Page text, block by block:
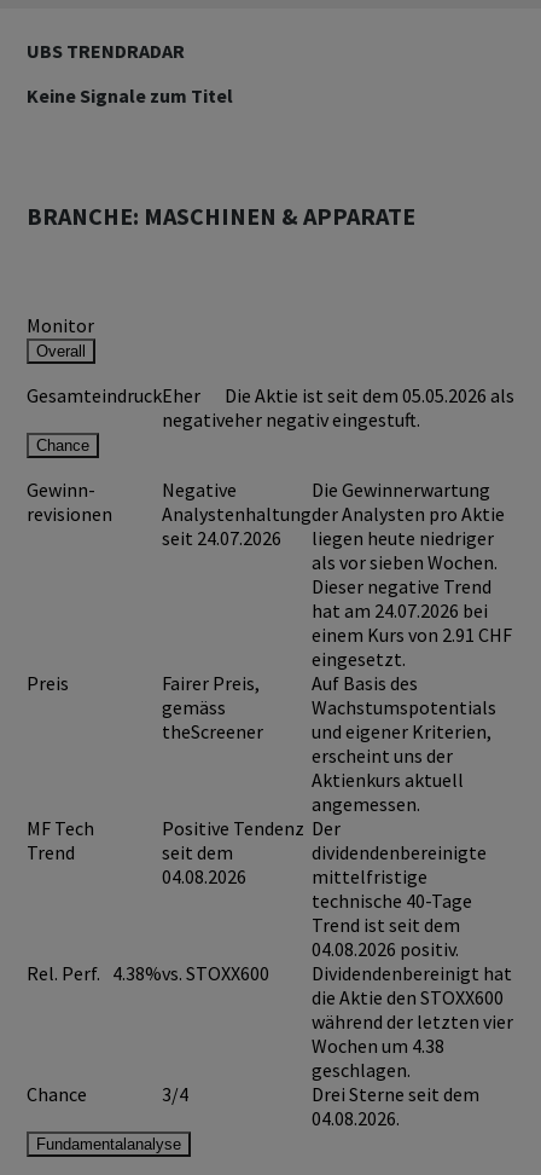
UBS TRENDRADAR
Keine Signale zum Titel
BRANCHE: MASCHINEN & APPARATE
Monitor
Overall
GesamteindruckEher
negativ
Die Aktie ist seit dem 05.05.2026 als
eher negativ eingestuft.
Chance
Gewinn-
revisionen
Negative
Analystenhaltung
seit 24.07.2026
Die Gewinnerwartung
der Analysten pro Aktie
liegen heute niedriger
als vor sieben Wochen.
Dieser negative Trend
hat am 24.07.2026 bei
einem Kurs von 2.91 CHF
eingesetzt.
Preis
Fairer Preis,
gemäss
theScreener
Auf Basis des
Wachstumspotentials
und eigener Kriterien,
erscheint uns der
Aktienkurs aktuell
angemessen.
MF Tech
Trend
Positive Tendenz
seit dem
04.08.2026
Der
dividendenbereinigte
mittelfristige
technische 40-Tage
Trend ist seit dem
04.08.2026 positiv.
Rel. Perf. 4.38%vs. STOXX600
Dividendenbereinigt hat
die Aktie den STOXX600
während der letzten vier
Wochen um 4.38
geschlagen.
Chance
3/4
Drei Sterne seit dem
04.08.2026.
Fundamentalanalyse